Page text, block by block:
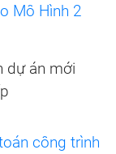
Mô Hình 2
dự án mới
công trình